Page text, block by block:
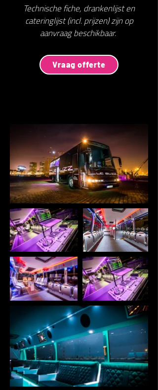
Technische fiche, drankenlijst en
cateringlijst (incl. prijzen) zijn op
aanvraag beschikbaar.
Vraag offerte